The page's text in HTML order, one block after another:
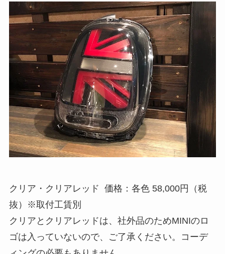
クリア・クリアレッド 価格：各色 58,000円（税
抜）※取付工賃別
クリアとクリアレッドは、社外品のためMINIのロ
ゴは入っていないので、ご了承ください。コーデ